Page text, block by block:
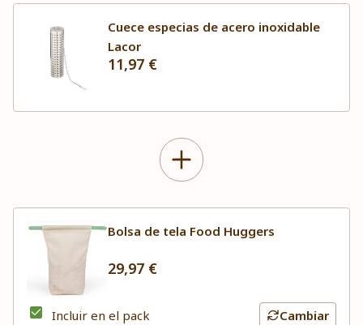
Cuece especias de acero inoxidable
Lacor
11,97 €
Bolsa de tela Food Huggers
29,97 €
Incluir en el pack Cambiar